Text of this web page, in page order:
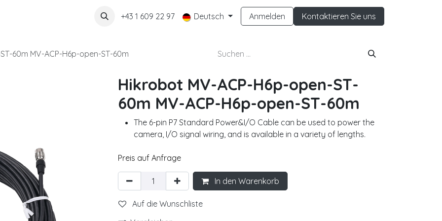
+43 1 609 22 97 Deutsch Anmelden Kontaktieren Sie uns
60m MV-ACP-H6p-open-ST-60m
Hikrobot MV-ACP-H6p-open-ST-
60m MV-ACP-H6p-open-ST-60m
The 6-pin P7 Standard Power&I/O Cable can be used to power the
camera, I/O signal wiring, and is available in a variety of lengths.
Preis auf Anfrage
In den Warenkorb
Auf die Wunschliste